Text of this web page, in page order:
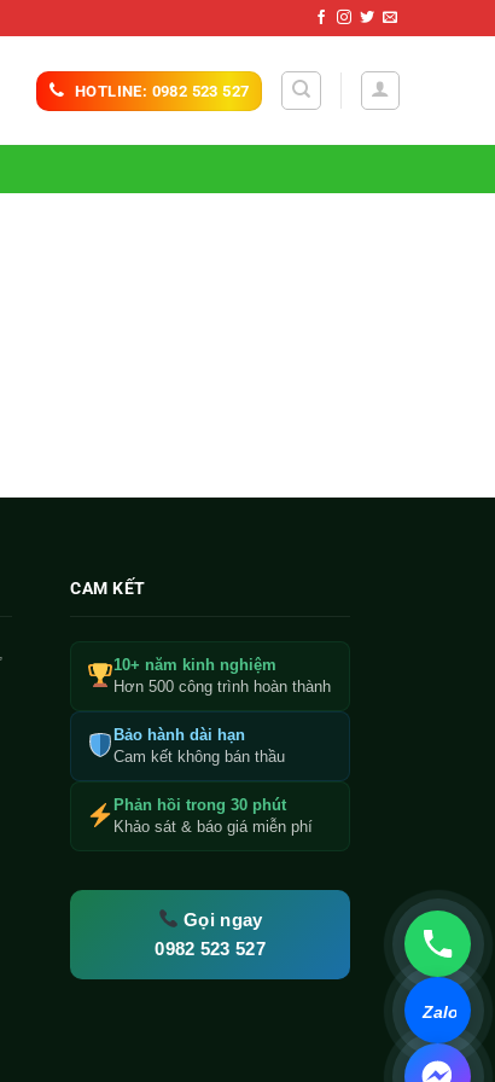
HOTLINE: 0982 523 527
CAM KẾT
10+ năm kinh nghiệm
Hơn 500 công trình hoàn thành
Bảo hành dài hạn
Cam kết không bán thầu
Phản hồi trong 30 phút
Khảo sát & báo giá miễn phí
Gọi ngay
0982 523 527
Zalo